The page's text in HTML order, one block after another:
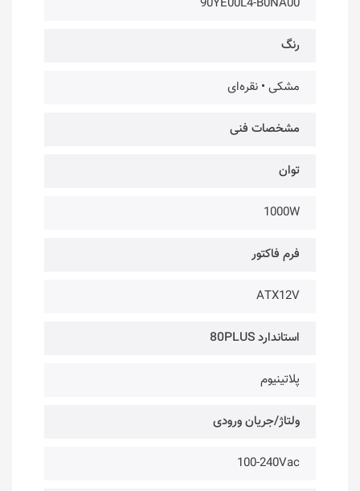
رنگ
مشکی • نقره‌ای
مشخصات فنی
توان
1000W
فرم فاکتور
ATX12V
استاندارد 80PLUS
پلاتینیوم
ولتاژ/جریان ورودی
100-240Vac